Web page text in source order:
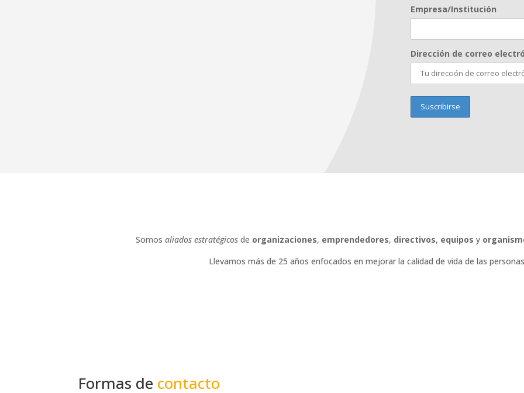
Empresa/Institución
Dirección de correo
Somos aliados estratégicosde organizaciones, emprendedores, directivos, equipos y
Llevamos más de 25 años enfocados en mejorar la calidad de vida de las
Formas de contacto